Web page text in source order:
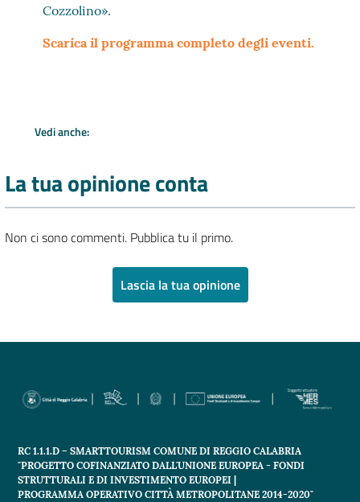
Cozzolino».
Scarica il programma completo degli eventi.
Vedi anche:
La tua opinione conta
Non ci sono commenti. Pubblica tu il primo.
Lascia la tua opinione
RC 1.1.1.D – SMARTTOURISM COMUNE DI REGGIO CALABRIA
"PROGETTO COFINANZIATO DALL'UNIONE EUROPEA - FONDI
STRUTTURALI E DI INVESTIMENTO EUROPEI |
PROGRAMMA OPERATIVO CITTÀ METROPOLITANE 2014-2020"